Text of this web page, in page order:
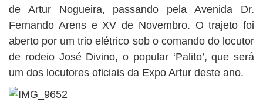
de Artur Nogueira, passando pela Avenida Dr.
Fernando Arens e XV de Novembro. O trajeto foi
aberto por um trio elétrico sob o comando do locutor
de rodeio José Divino, o popular ‘Palito’, que será
um dos locutores oficiais da Expo Artur deste ano.